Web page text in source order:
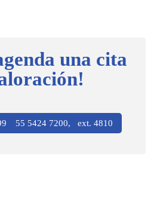
una cita
55 5424 7200, ext. 4810